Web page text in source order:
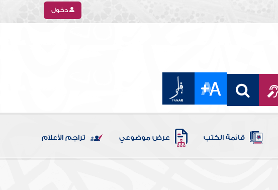
دخول
قائمة الكتب عرض موضوعي تراجم الأعلام